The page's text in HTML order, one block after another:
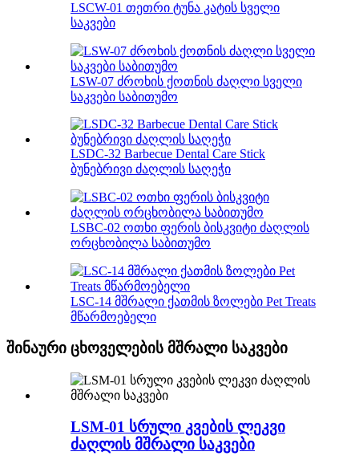
LSCW-01 თეთრი ტუნა კატის სველი
საკვები
LSW-07 ძროხის ქოთნის ძაღლი სველი
საკვები საბითუმო
LSDC-32 Barbecue Dental Care Stick
ბუნებრივი ძაღლის საღეჭი
LSBC-02 ოთხი ფერის ბისკვიტი ძაღლის
ორცხობილა საბითუმო
LSC-14 მშრალი ქათმის ზოლები Pet Treats
მწარმოებელი
შინაური ცხოველების მშრალი საკვები
LSM-01 სრული კვების ლეკვი
ძაღლის მშრალი საკვები